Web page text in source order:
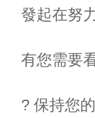
發起在努
有您需要
? 保持您